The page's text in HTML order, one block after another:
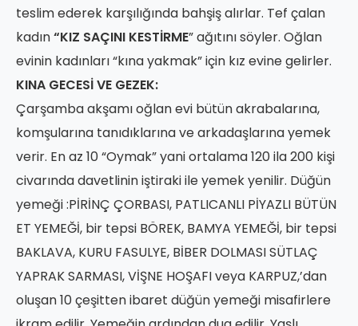
teslim ederek karşılığında bahşiş alırlar. Tef çalan
kadın“KIZ SAÇINI KESTİRME” ağıtını söyler. Oğlan
evinin kadınları “kına yakmak” için kız evine gelirler.
KINA GECESİ VE GEZEK:
Çarşamba akşamı oğlan evi bütün akrabalarına,
komşularına tanıdıklarına ve arkadaşlarına yemek
verir. En az 10 “Oymak” yani ortalama 120 ila 200 kişi
civarında davetlinin iştiraki ile yemek yenilir. Düğün
yemeği :PİRİNÇ ÇORBASI, PATLICANLI PİYAZLI BÜTÜN
ET YEMEĞİ, bir tepsi BÖREK, BAMYA YEMEĞİ, bir tepsi
BAKLAVA, KURU FASULYE, BİBER DOLMASI SÜTLAÇ
YAPRAK SARMASI, VİŞNE HOŞAFI veya KARPUZ,’dan
oluşan 10 çeşitten ibaret düğün yemeği misafirlere